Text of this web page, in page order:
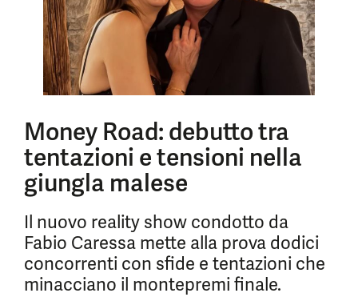
Money Road: debutto tra
tentazioni e tensioni nella
giungla malese
Il nuovo reality show condotto da
Fabio Caressa mette alla prova dodici
concorrenti con sfide e tentazioni che
minacciano il montepremi finale.